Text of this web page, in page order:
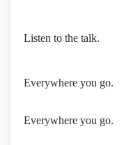
Listen to the talk.
Everywhere you go.
Everywhere you go.